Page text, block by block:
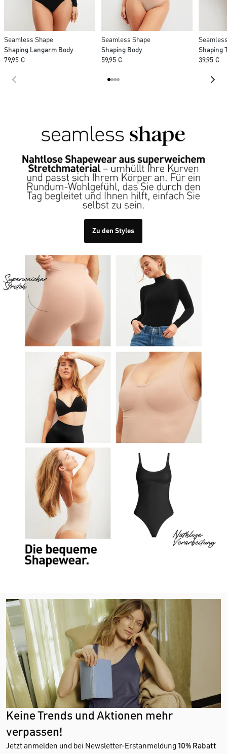
Seamless Shape
Shaping Langarm Body
79,95 €
Seamless Shape
Shaping Body
59,95 €
Shaping
39,95 €
Zu den Styles
Keine Trends und Aktionen mehr
verpassen!
Jetzt anmelden und bei Newsletter-Erstanmeldung 10% Rabatt